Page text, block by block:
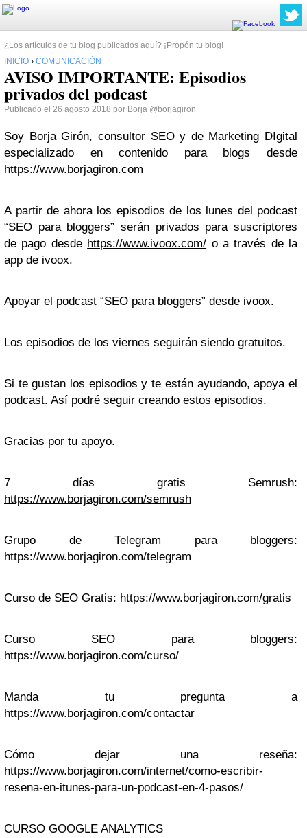
¿Los artículos de tu blog publicados aquí? ¡Propón tu blog!
INICIO › COMUNICACIÓN
AVISO IMPORTANTE: Episodios
privados del podcast
Publicado el 26 agosto 2018 por Borja @borjagiron
Soy Borja Girón, consultor SEO y de Marketing DIgital
especializado en contenido para blogs desde
https://www.borjagiron.com
A partir de ahora los episodios de los lunes del podcast
“SEO para bloggers” serán privados para suscriptores
de pago desde https://www.ivoox.com/ o a través de la
app de ivoox.
Apoyar el podcast “SEO para bloggers” desde ivoox.
Los episodios de los viernes seguirán siendo gratuitos.
Si te gustan los episodios y te están ayudando, apoya el
podcast. Así podré seguir creando estos episodios.
Gracias por tu apoyo.
7 días gratis Semrush:
https://www.borjagiron.com/semrush
Grupo de Telegram para bloggers:
https://www.borjagiron.com/telegram
Curso de SEO Gratis: https://www.borjagiron.com/gratis
Curso SEO para bloggers:
https://www.borjagiron.com/curso/
Manda tu pregunta a
https://www.borjagiron.com/contactar
Cómo dejar una reseña:
https://www.borjagiron.com/internet/como-escribir-
resena-en-itunes-para-un-podcast-en-4-pasos/
CURSO GOOGLE ANALYTICS